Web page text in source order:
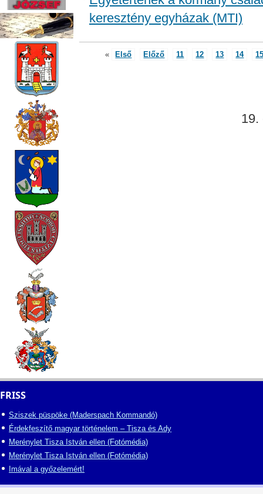
keresztény egyházak (MTI)
« Első Előző 11 12 13 14
19.
FRISS
Sziszek püspöke (Maderspach Kommandó)
Érdekfeszítő magyar történelem – Tisza és Ady
Merénylet Tisza István ellen (Fotómédia)
Merénylet Tisza István ellen (Fotómédia)
Imával a győzelemért!